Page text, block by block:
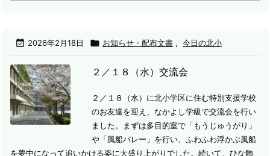
 2026年2月18日  お知らせ・配布文書 , 今日の北小
２／１８（水）交流会
２／１８（水）に北小学区に住む特別支援学校
のお友達を迎え、なかよし学級で交流会を行い
ました。
まずは多目的室で「もうじゅうがり」
や「風船バレー」を行い、ふわふわ浮かぶ風船
を夢中になって追いかける姿に大盛り上がりでした。続いて、ひな飾